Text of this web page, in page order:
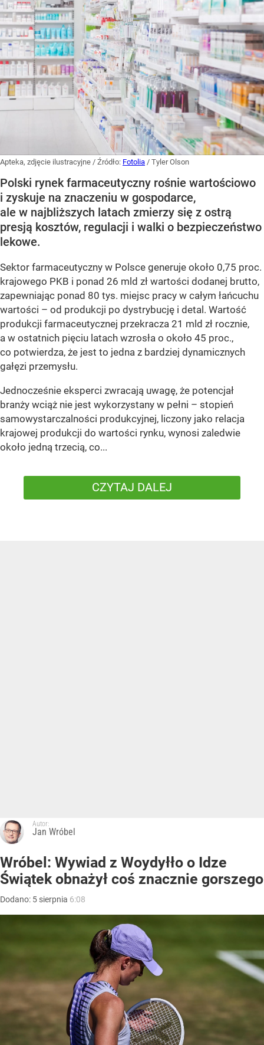
Apteka, zdjęcie ilustracyjne / Źródło: Fotolia / Tyler Olson
Polski rynek farmaceutyczny rośnie wartościowo
i zyskuje na znaczeniu w gospodarce,
ale w najbliższych latach zmierzy się z ostrą
presją kosztów, regulacji i walki o bezpieczeństwo
lekowe.
Sektor farmaceutyczny w Polsce generuje około 0,75 proc.
krajowego PKB i ponad 26 mld zł wartości dodanej brutto,
zapewniając ponad 80 tys. miejsc pracy w całym łańcuchu
wartości – od produkcji po dystrybucję i detal. Wartość
produkcji farmaceutycznej przekracza 21 mld zł rocznie,
a w ostatnich pięciu latach wzrosła o około 45 proc.,
co potwierdza, że jest to jedna z bardziej dynamicznych
gałęzi przemysłu.
Jednocześnie eksperci zwracają uwagę, że potencjał
branży wciąż nie jest wykorzystany w pełni – stopień
samowystarczalności produkcyjnej, liczony jako relacja
krajowej produkcji do wartości rynku, wynosi zaledwie
około jedną trzecią, co...
CZYTAJ DALEJ
Autor:
Jan Wróbel
Wróbel: Wywiad z Woydyłło o Idze
Świątek obnażył coś znacznie gorszego
Dodano: 5 sierpnia 6:08